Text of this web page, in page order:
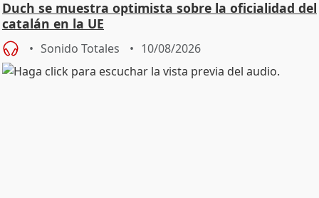
Duch se muestra optimista sobre la oficialidad del
catalán en la UE
Sonido Totales 10/08/2026